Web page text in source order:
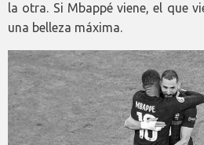
la otra. Si Mbappé viene, el que
una belleza máxima.